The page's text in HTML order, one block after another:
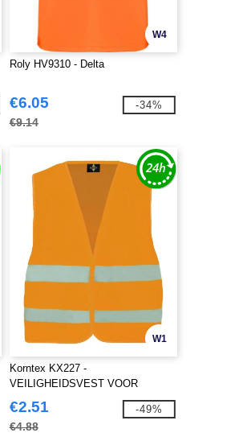
W4
Roly HV9310 - Delta
€6.05
€9.14
-34%
W1
Korntex KX227 -
VEILIGHEIDSVEST VOOR
BEDRUKKING "PASSAU"
€2.51
€4.88
-49%